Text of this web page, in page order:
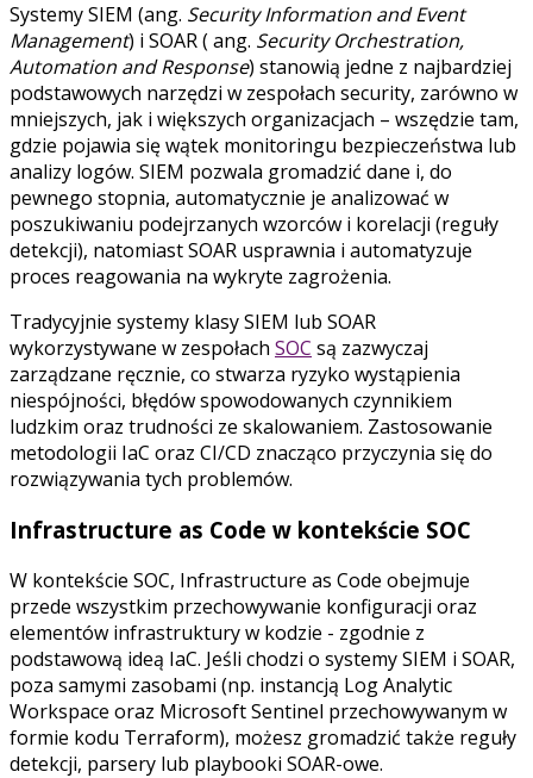
Systemy SIEM (ang. Security Information and Event
Management) i SOAR ( ang. Security Orchestration,
Automation and Response) stanowią jedne z najbardziej
podstawowych narzędzi w zespołach security, zarówno w
mniejszych, jak i większych organizacjach – wszędzie tam,
gdzie pojawia się wątek monitoringu bezpieczeństwa lub
analizy logów. SIEM pozwala gromadzić dane i, do
pewnego stopnia, automatycznie je analizować w
poszukiwaniu podejrzanych wzorców i korelacji (reguły
detekcji), natomiast SOAR usprawnia i automatyzuje
proces reagowania na wykryte zagrożenia.
Tradycyjnie systemy klasy SIEM lub SOAR
wykorzystywane w zespołach SOC są zazwyczaj
zarządzane ręcznie, co stwarza ryzyko wystąpienia
niespójności, błędów spowodowanych czynnikiem
ludzkim oraz trudności ze skalowaniem. Zastosowanie
metodologii IaC oraz CI/CD znacząco przyczynia się do
rozwiązywania tych problemów.
Infrastructure as Code w kontekście SOC
W kontekście SOC, Infrastructure as Code obejmuje
przede wszystkim przechowywanie konfiguracji oraz
elementów infrastruktury w kodzie - zgodnie z
podstawową ideą IaC. Jeśli chodzi o systemy SIEM i SOAR,
poza samymi zasobami (np. instancją Log Analytic
Workspace oraz Microsoft Sentinel przechowywanym w
formie kodu Terraform), możesz gromadzić także reguły
detekcji, parsery lub playbooki SOAR-owe.